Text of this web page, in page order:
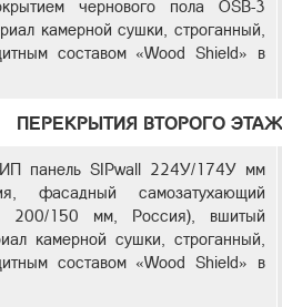
чернового пола OSB-3
камерной сушки, строганный,
составом «Wood Shield» в
ПЕРЕКРЫТИЯ ВТОРОГО
панель SIPwall 224У/174У мм
фасадный самозатухающий
200/150 мм, Россия), вшитый
камерной сушки, строганный,
составом «Wood Shield» в